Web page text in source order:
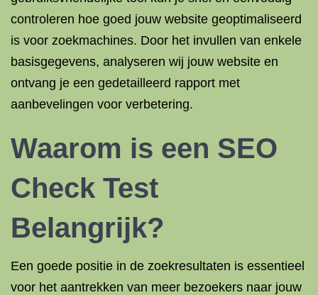
controleren hoe goed jouw website geoptimaliseerd
is voor zoekmachines. Door het invullen van enkele
basisgegevens, analyseren wij jouw website en
ontvang je een gedetailleerd rapport met
aanbevelingen voor verbetering.
Waarom is een SEO
Check Test
Belangrijk?
Een goede positie in de zoekresultaten is essentieel
voor het aantrekken van meer bezoekers naar jouw